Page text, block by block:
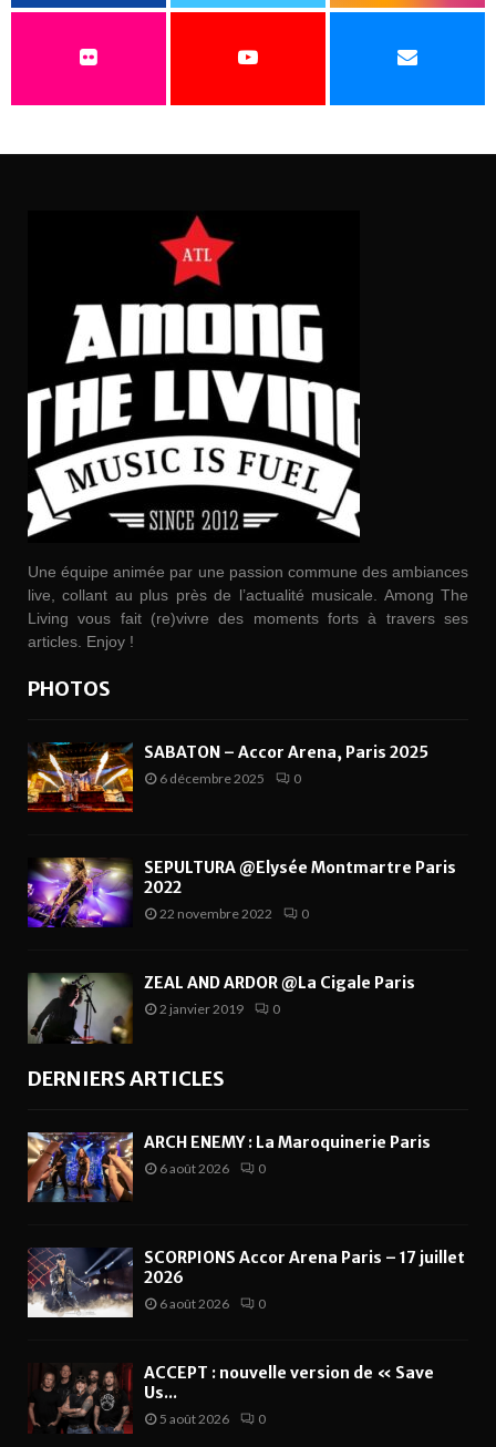
Une équipe animée par une passion commune des ambiances
live, collant au plus près de l’actualité musicale. Among The
Living vous fait (re)vivre des moments forts à travers ses
articles. Enjoy !
PHOTOS
SABATON – Accor Arena, Paris 2025
6 décembre 2025 0
SEPULTURA @Elysée Montmartre Paris
2022
22 novembre 2022 0
ZEAL AND ARDOR @La Cigale Paris
2 janvier 2019 0
DERNIERS ARTICLES
ARCH ENEMY : La Maroquinerie Paris
6 août 2026 0
SCORPIONS Accor Arena Paris – 17 juillet
2026
6 août 2026 0
ACCEPT : nouvelle version de « Save
Us...
5 août 2026 0